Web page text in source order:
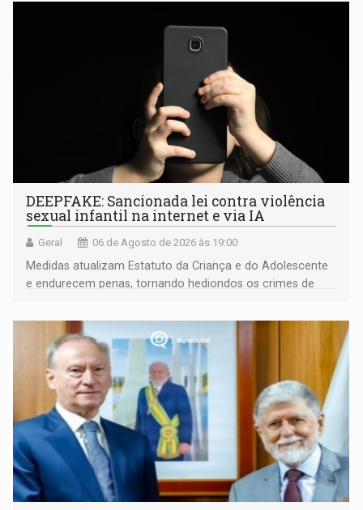
DEEPFAKE: Sancionada lei contra violência
sexual infantil na internet e via IA
Geral 06 de Agosto de 2026 às 19:00
Medidas atualizam Estatuto da Criança e do Adolescente
e endurecem penas, tornando hediondos os crimes de